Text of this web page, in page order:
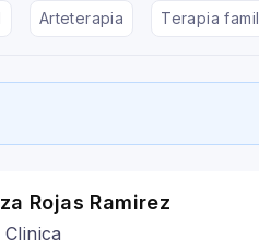
Arteterapia Terapia
Rojas Ramirez